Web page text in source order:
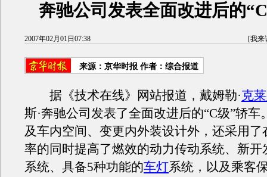
奔驰公司发表全面改进后的
2007年02月01日07:38 [我来
来源：京华时报 作者：综合报道
据《技术在线》网站报道，戴姆勒·克
斯·奔驰公司发表了全面改进后的“C级”轿车
及车内空间、变更内外装设计外，还采用了
率的同时提高了燃效的动力传动系统、新开
系统、具备5种功能的车灯系统，以及乘客